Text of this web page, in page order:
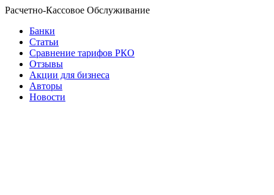
Расчетно-Кассовое Обслуживание
Банки
Статьи
Сравнение тарифов РКО
Отзывы
Акции для бизнеса
Авторы
Новости